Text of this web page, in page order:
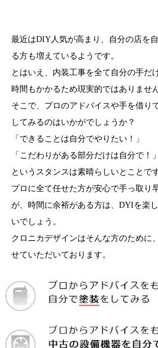
最近はDIY人気が高まり、自分の店を
る方も増えているようです。
とはいえ、内装工事を全て自分の手だ
時間もかかるため現実的ではありません
そこで、プロのアドバイスや手を借り
してみるのはいかがでしょうか？
「できることは自分でやりたい！」
「こだわりがある部分だけは自分で！」
というスタンスは素晴らしいとことです
プロに全て任せた方が安心で手っ取り
が、時間に余裕がある方は、DYIを楽
いでしょう。
クロニカデザインはそんな方のために
せていただいております。